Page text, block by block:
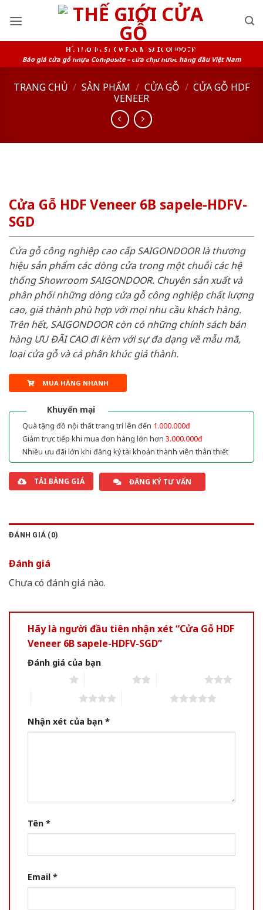
HỆ THỐNG SHOWROOM SAIGONDOOR
Báo giá cửa gỗ nhựa Composite – cửa chịu nước hàng đầu Việt Nam
TRANG CHỦ / SẢN PHẨM / CỬA GỖ / CỬA GỖ HDF
VENEER
Cửa Gỗ HDF Veneer 6B sapele-HDFV-
SGD
Cửa gỗ công nghiệp cao cấp SAIGONDOOR là thương
hiệu sản phẩm các dòng cửa trong một chuỗi các hệ
thống Showroom SAIGONDOOR. Chuyên sản xuất và
phân phối những dòng cửa gỗ công nghiệp chất lượng
cao, giá thành phù hợp với mọi nhu cầu khách hàng.
Trên hết, SAIGONDOOR còn có những chính sách bán
hàng ƯU ĐÃI CAO đi kèm với sự đa dạng về mẫu mã,
loại cửa gỗ và cả phân khúc giá thành.
MUA HÀNG NHANH
Khuyến mại
Quà tặng đồ nội thất trang trí lên đến 1.000.000đ
Giảm trực tiếp khi mua đơn hàng lớn hơn 3.000.000đ
Nhiều ưu đãi lớn khi đăng ký tài khoản thành viên thân thiết
TẢI BẢNG GIÁ ĐĂNG KÝ TƯ VẤN
ĐÁNH GIÁ (0)
Đánh giá
Chưa có đánh giá nào.
Hãy là người đầu tiên nhận xét “Cửa Gỗ HDF
Veneer 6B sapele-HDFV-SGD”
Đánh giá của bạn
Nhận xét của bạn *
Tên *
Email *